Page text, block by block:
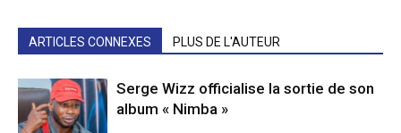
ARTICLES CONNEXES PLUS DE L'AUTEUR
Serge Wizz officialise la sortie de son
album « Nimba »